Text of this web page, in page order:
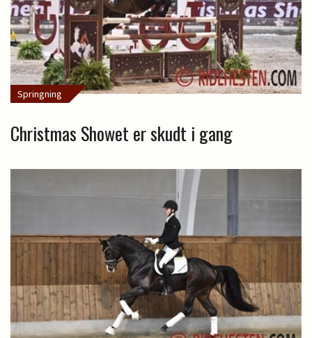
Springning
Christmas Showet er skudt i gang